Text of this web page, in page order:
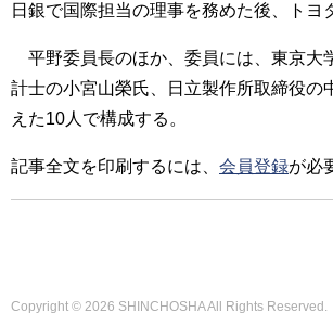
日銀で国際担当の理事を務めた後、トヨ
平野委員長のほか、委員には、東京大
計士の小宮山榮氏、日立製作所取締役
えた10人で構成する。
記事全文を印刷するには、 会員登録が必
Copyright © 2026 SHINCHOSHA All Rights